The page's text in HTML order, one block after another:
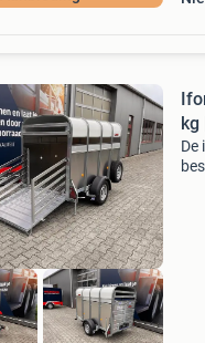
kg
De